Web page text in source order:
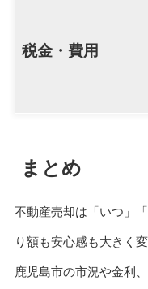
税金・費用
まとめ
不動産売却は「いつ」
り額も安心感も大きく変
鹿児島市の市況や金利